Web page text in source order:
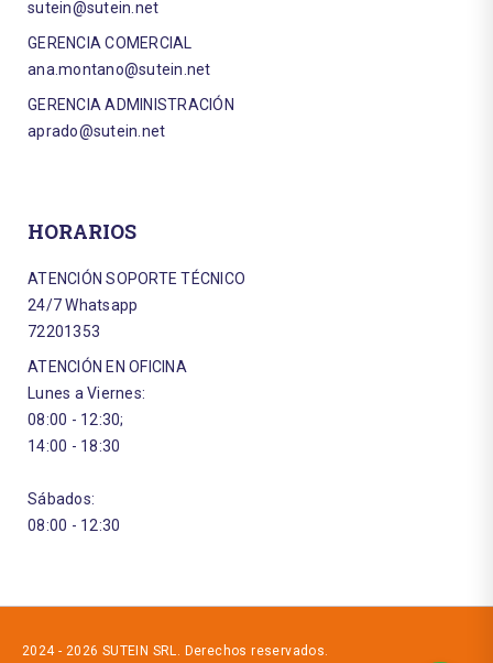
sutein@sutein.net
GERENCIA COMERCIAL
ana.montano@sutein.net
GERENCIA ADMINISTRACIÓN
aprado@sutein.net
HORARIOS
ATENCIÓN SOPORTE TÉCNICO
24/7 Whatsapp
72201353
ATENCIÓN EN OFICINA
Lunes a Viernes:
08:00 - 12:30;
14:00 - 18:30
Sábados:
08:00 - 12:30
2024 - 2026 SUTEIN SRL. Derechos reservados.